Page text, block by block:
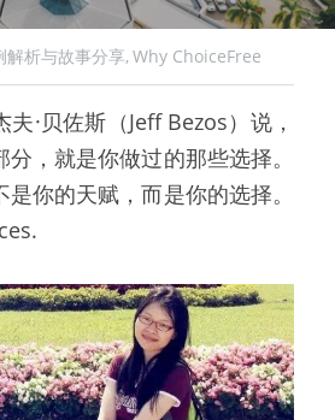
解析与故事分享,Why ChoiceFree
·贝佐斯（Jeff Bezos）说，
，就是你做过的那些选择。
你的天赋，而是你的选择。